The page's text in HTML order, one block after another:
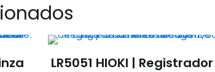
LR5051 HIOKI | Registrador